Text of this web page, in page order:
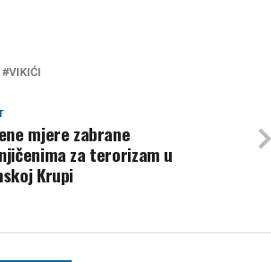
VIKIĆI
mjere zabrane
za terorizam u
Krupi